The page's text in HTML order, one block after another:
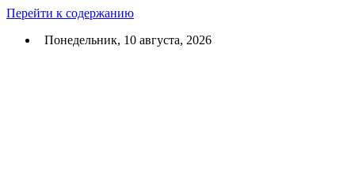
Перейти к содержанию
Понедельник, 10 августа, 2026